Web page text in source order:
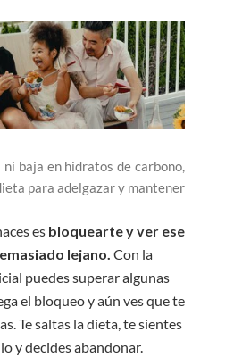
ni baja en hidratos de carbono,
para adelgazar y mantener
es bloquearte y ver ese
lejano. Con la
puedes superar algunas
el bloqueo y aún ves que te
Te saltas la dieta, te sientes
y decides abandonar.